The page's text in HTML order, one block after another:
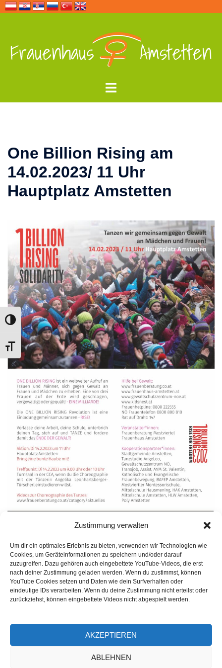
Zustimmung verwalten
Um dir ein optimales Erlebnis zu bieten, verwenden wir Technologien wie
Cookies, um Geräteinformationen zu speichern und/oder darauf
zuzugreifen. Dazu gehören auch eingebettete YouTube-Videos, die erst
nach deiner Zustimmung geladen werden. Wenn du zustimmst, können
YouTube Cookies setzen und Daten wie dein Surfverhalten oder
eindeutige IDs verarbeiten. Wenn du deine Zustimmung nicht erteilst oder
zurückziehst, können eingebettete Videos nicht abgespielt werden.
AKZEPTIEREN
ABLEHNEN
UMSCHALTEN AUF HOHE KONTRASTE
SCHRIFT VERGRÖSSERN
springen
Menü
One Billion Rising am
14.02.2023/ 11 Uhr
Hauptplatz Amstetten
Beitragsnavigation
Parkbank am Amstettner Weihnachtswald
Brunch im Frauenhaus am 8. März 2023